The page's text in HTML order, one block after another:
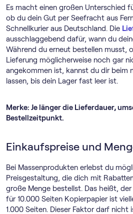
Es macht einen großen Unterschied
ob du dein Gut per Seefracht aus
Schnellkurier aus Deutschland. Die
ausschlaggebend dafür, wann du
Während du erneut bestellen musst,
Lieferung möglicherweise noch gar
angekommen ist, kannst du dir beim
lassen, bis dein Lager fast leer ist.
Merke: Je länger die Lieferdauer,
Bestellzeitpunkt.
Einkaufspreise und
Bei Massenprodukten erlebst du
Preisgestaltung, die dich mit
große Menge bestellst. Das heißt,
für 10.000 Seiten Kopierpapier ist
1.000 Seiten. Dieser Faktor darf